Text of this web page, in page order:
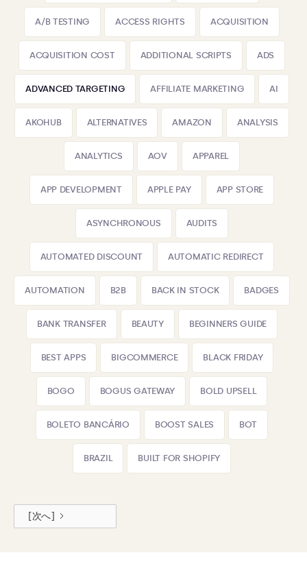
A/B TESTING ACCESS RIGHTS ACQUISITION
ACQUISITION COST ADDITIONAL SCRIPTS ADS
ADVANCED TARGETING AFFILIATE MARKETING AI
AKOHUB ALTERNATIVES AMAZON ANALYSIS
ANALYTICS AOV APPAREL
APP DEVELOPMENT APPLE PAY APP STORE
ASYNCHRONOUS AUDITS
AUTOMATED DISCOUNT AUTOMATIC REDIRECT
AUTOMATION B2B BACK IN STOCK BADGES
BANK TRANSFER BEAUTY BEGINNERS GUIDE
BEST APPS BIGCOMMERCE BLACK FRIDAY
BOGO BOGUS GATEWAY BOLD UPSELL
BOLETO BANCÁRIO BOOST SALES BOT
BRAZIL BUILT FOR SHOPIFY
[次へ]